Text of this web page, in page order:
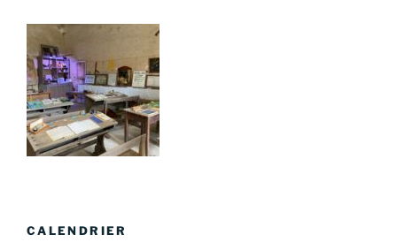
CALENDRIER